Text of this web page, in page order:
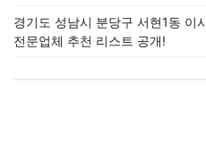
경기도 성남시 분당구 서현1동 이
전문업체 추천 리스트 공개!